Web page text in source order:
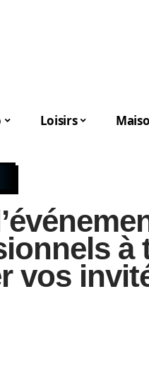
Loisirs
à
vos